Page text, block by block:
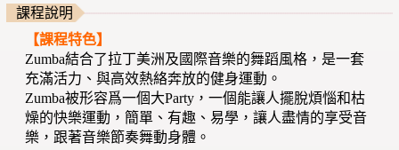
課程說明
【課程特色】
Zumba結合了拉丁美洲及國際音樂的舞蹈風格，是一套
充滿活力、與高效熱絡奔放的健身運動。
Zumba被形容爲一個大Party，一個能讓人擺脫煩惱和枯
燥的快樂運動，簡單、有趣、易學，讓人盡情的享受音
樂，跟著音樂節奏舞動身體。